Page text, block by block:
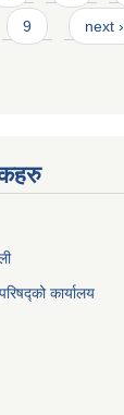
9 next ›
कार्यालय